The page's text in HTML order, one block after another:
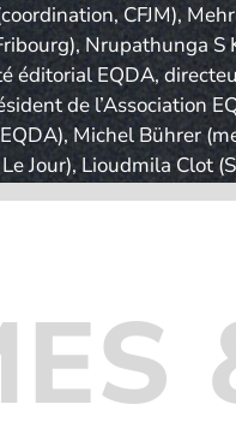
CFJM),
Nrupathunga
éditorial EQDA,
de l’Association
Michel Bührer
Le Jour), Lioudmila Clot